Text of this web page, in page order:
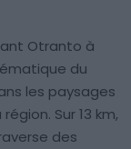
Otranto à
du
les paysages
Sur 13 km,
des